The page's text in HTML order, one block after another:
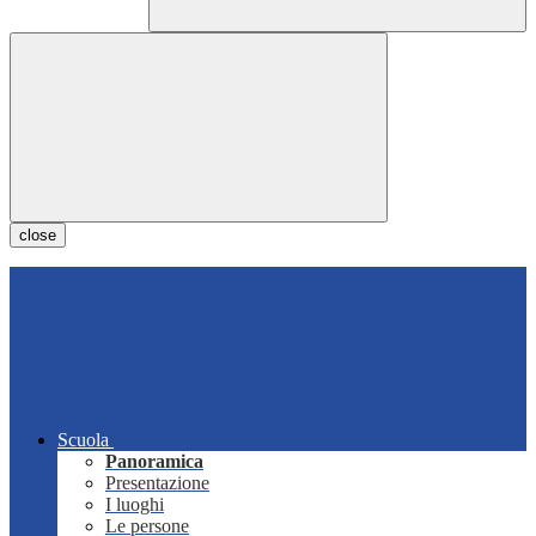
close
Scuola
Panoramica
Presentazione
I luoghi
Le persone